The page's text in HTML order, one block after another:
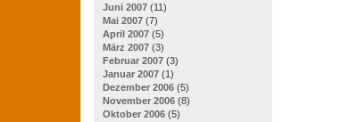
Juni 2007 (11)
Mai 2007 (7)
April 2007 (5)
März 2007 (3)
Februar 2007 (3)
Januar 2007 (1)
Dezember 2006 (5)
November 2006 (8)
Oktober 2006 (5)